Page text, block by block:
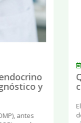
Qué es el
como se
El SIBO es el
delgado. En este